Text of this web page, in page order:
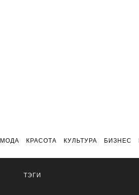
МОДА КРАСОТА КУЛЬТУРА БИЗНЕС
ТЭГИ